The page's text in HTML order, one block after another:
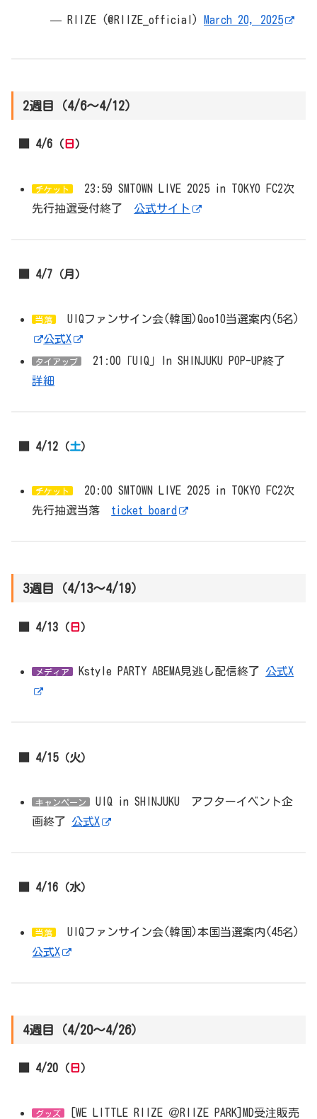
— RIIZE (@RIIZE_official) March 20, 2025
2週目（4/6～4/12）
■ 4/6（日 ）
チケット
23:59 SMTOWN LIVE 2025 in TOKYO FC2次
先行抽選受付終了 公式サイト
■ 4/7（月）
当落
UIQファンサイン会(韓国)Qoo10当選案内(5名)
公式X
タイアップ
21:00「UIQ」In SHINJUKU POP-UP終了
詳細
■ 4/12（土）
チケット
20:00 SMTOWN LIVE 2025 in TOKYO FC2次
先行抽選当落 ticket board
3週目（4/13～4/19）
■ 4/13（日 ）
メディア Kstyle PARTY ABEMA見逃し配信終了 公式X
■ 4/15（火）
キャンペーン
UIQ in SHINJUKU アフターイベント企
画終了 公式X
■ 4/16（水）
当落
UIQファンサイン会(韓国)本国当選案内(45名)
公式X
4週目（4/20～4/26）
■ 4/20（日 ）
グッズ
[WE LITTLE RIIZE ＠RIIZE PARK]MD受注販売